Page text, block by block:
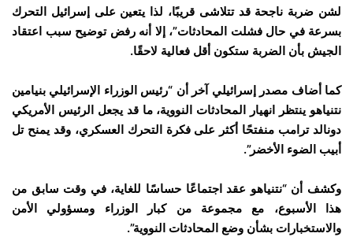
لشن ضربة ناجحة قد تتلاشى قريبًا، لذا يتعين على إسرائيل التحرك
بسرعة في حال فشلت المحادثات”، إلا أنه رفض توضيح سبب اعتقاد
الجيش بأن الضربة ستكون أقل فعالية لاحقًا.
كما أضاف مصدر إسرائيلي آخر أن “رئيس الوزراء الإسرائيلي بنيامين
نتنياهو ينتظر انهيار المحادثات النووية، ما قد يجعل الرئيس الأمريكي
دونالد ترامب منفتحًا أكثر على فكرة التحرك العسكري، وقد يمنح تل
أبيب الضوء الأخضر”.
وكشف أن “نتنياهو عقد اجتماعًا حساسًا للغاية، في وقت سابق من
هذا الأسبوع، مع مجموعة من كبار الوزراء ومسؤولي الأمن
والاستخبارات بشأن وضع المحادثات النووية”.